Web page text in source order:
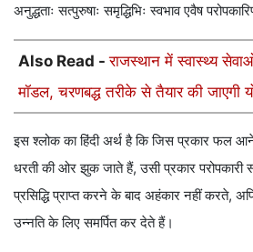
अनुद्धताः सत्पुरुषाः समृद्धिभिः स्वभाव एवैष
Also Read -राजस्थान में स्वास्थ्य
मॉडल, चरणबद्ध तरीके से तैयार की जाएगी
इस श्लोक का हिंदी अर्थ है कि जिस प्रकार फल
धरती की ओर झुक जाते हैं, उसी प्रकार परोपकारी
प्रसिद्धि प्राप्त करने के बाद अहंकार नहीं करते,
उन्नति के लिए समर्पित कर देते हैं।